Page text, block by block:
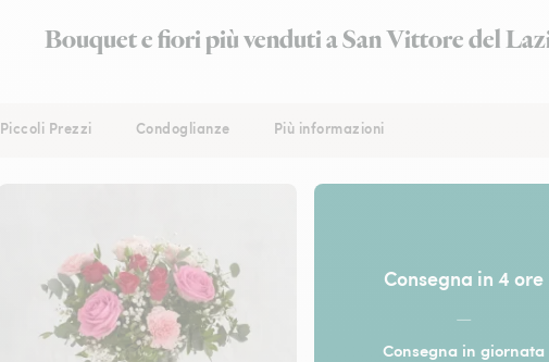
Bouquet e fiori più venduti a San Vittore del
Piccoli Prezzi Condoglianze Più informazioni
Consegna in 4 ore
—
Consegna in giornata